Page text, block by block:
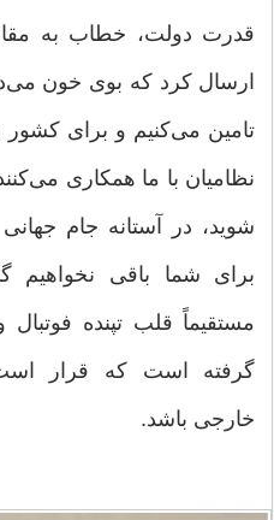
قدرت دولت، خطاب به
ارسال کرد که بوی خون
تامین می‌کنیم و برای کشور
نظامیان با ما همکاری
برای شما باقی نخواهیم
مستقیماً قلب تپنده
گرفته است که قرار است
خارجی باشد.